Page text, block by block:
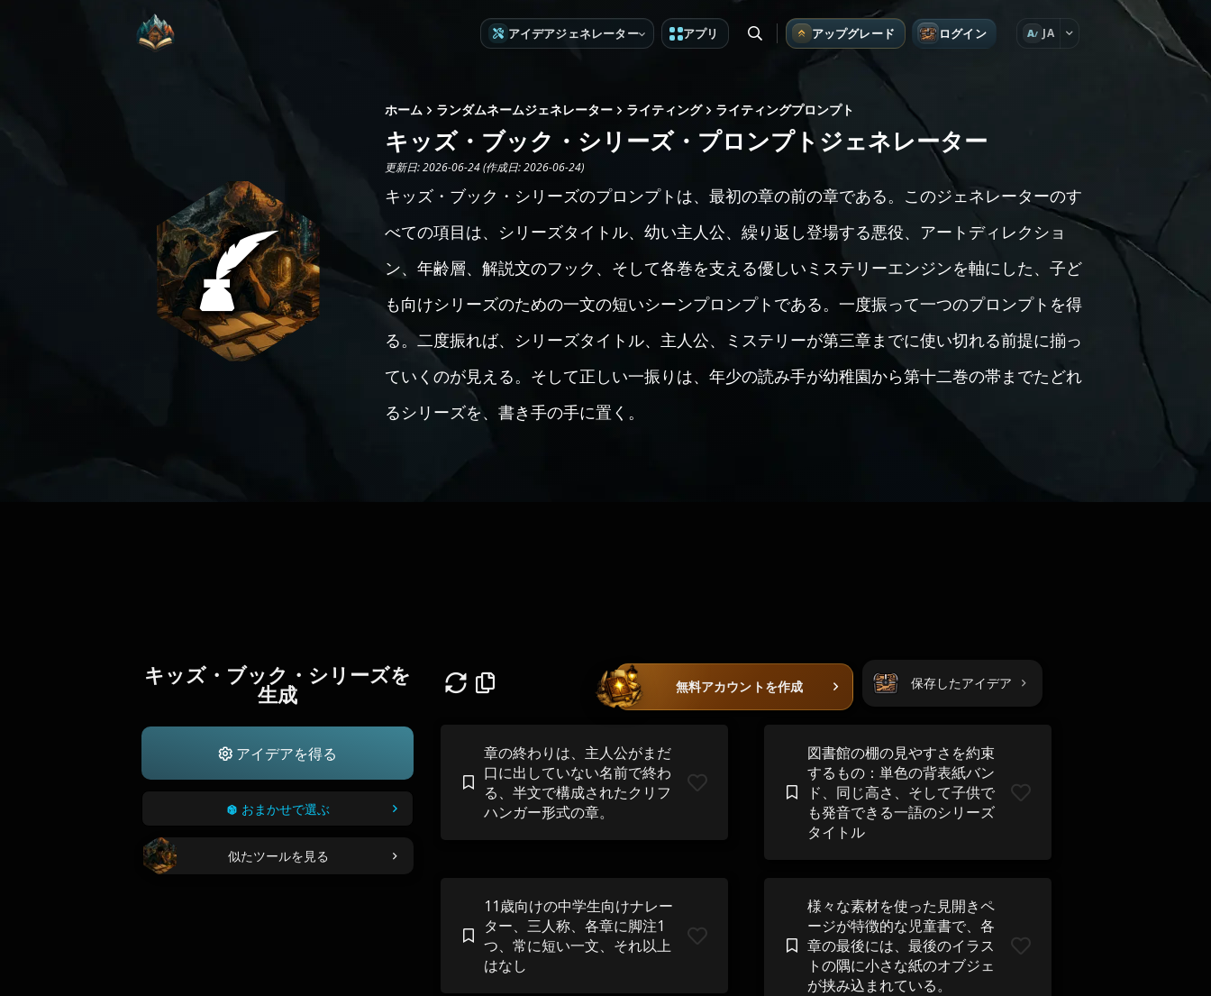
アイデアジェネレーター アプリ アップグレード ログイン A JA
ホーム ランダムネームジェネレーター ライティング ライティングプロンプト
キッズ・ブック・シリーズ・プロンプトジェネレーター
更新日: 2026-06-24 (作成日: 2026-06-24)
キッズ・ブック・シリーズのプロンプトは、最初の章の前の章である。このジェネレーターのす
べての項目は、シリーズタイトル、幼い主人公、繰り返し登場する悪役、アートディレクショ
ン、年齢層、解説文のフック、そして各巻を支える優しいミステリーエンジンを軸にした、子ど
も向けシリーズのための一文の短いシーンプロンプトである。一度振って一つのプロンプトを得
る。二度振れば、シリーズタイトル、主人公、ミステリーが第三章までに使い切れる前提に揃っ
ていくのが見える。そして正しい一振りは、年少の読み手が幼稚園から第十二巻の帯までたどれ
るシリーズを、書き手の手に置く。
キッズ・ブック・シリーズを
生成
アイデアを得る
おまかせで選ぶ
似たツールを見る
無料アカウントを作成 保存したアイデア
章の終わりは、主人公がまだ
口に出していない名前で終わ
る、半文で構成されたクリフ
ハンガー形式の章。
図書館の棚の見やすさを約束
するもの：単色の背表紙バン
ド、同じ高さ、そして子供で
も発音できる一語のシリーズ
タイトル
11歳向けの​​中学生向けナレー
ター、三人称、各章に脚注1
つ、常に短い一文、それ以上
はなし
様々な素材を使った見開きペ
ージが特徴的な児童書で、各
章の最後には、最後のイラス
トの隅に小さな紙のオブジェ
が挟み込まれている。